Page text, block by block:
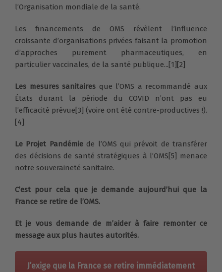
l’Organisation mondiale de la santé.
Les financements de OMS révèlent l’influence
croissante d’organisations privées faisant la promotion
d’approches purement pharmaceutiques, en
particulier vaccinales, de la santé publique...[1][2]
Les mesures sanitaires que l’OMS a recommandé aux
États durant la période du COVID n’ont pas eu
l’efficacité prévue[3] (voire ont été contre-productives !).
[4]
Le Projet Pandémie de l’OMS qui prévoit de transférer
des décisions de santé stratégiques à l’OMS[5] menace
notre souveraineté sanitaire.
C’est pour cela que je demande aujourd’hui que la
France se retire de l’OMS.
Et je vous demande de m’aider à faire remonter ce
message aux plus hautes autorités.
J’exige que la France se retire immédiatement